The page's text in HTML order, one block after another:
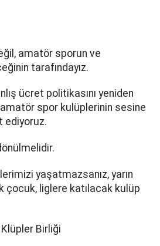
amatör sporun ve
tarafındayız.
ücret politikasını yeniden
spor kulüplerinin sesine
ediyoruz.
yaşatmazsanız, yarın
çocuk, liglere katılacak kulüp
Birliği